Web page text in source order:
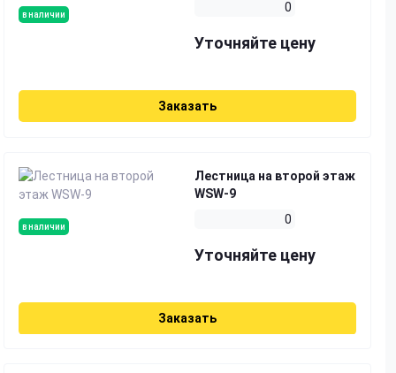
в наличии
0
Уточняйте цену
Заказать
в наличии
Лестница на второй этаж
WSW-9
0
Уточняйте цену
Заказать